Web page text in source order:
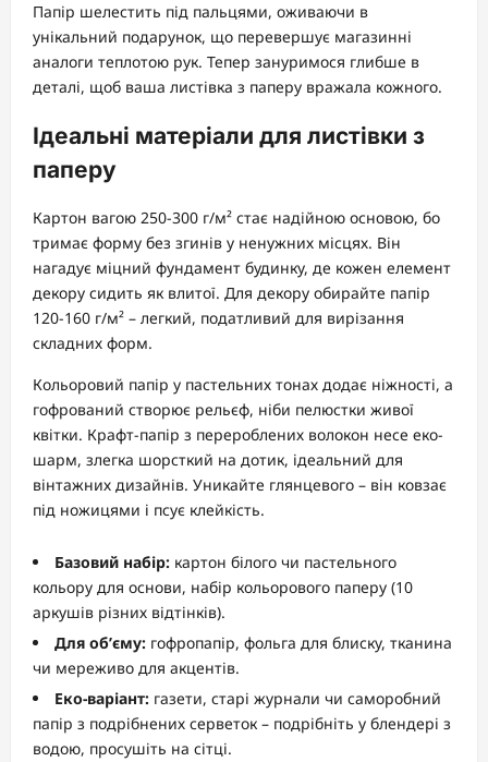
Папір шелестить під пальцями, оживаючи в
унікальний подарунок, що перевершує магазинні
аналоги теплотою рук. Тепер зануримося глибше в
деталі, щоб ваша листівка з паперу вражала кожного.
Ідеальні матеріали для листівки з
паперу
Картон вагою 250-300 г/м² стає надійною основою, бо
тримає форму без згинів у ненужних місцях. Він
нагадує міцний фундамент будинку, де кожен елемент
декору сидить як влитої. Для декору обирайте папір
120-160 г/м² – легкий, податливий для вирізання
складних форм.
Кольоровий папір у пастельних тонах додає ніжності, а
гофрований створює рельєф, ніби пелюстки живої
квітки. Крафт-папір з перероблених волокон несе еко-
шарм, злегка шорсткий на дотик, ідеальний для
вінтажних дизайнів. Уникайте глянцевого – він ковзає
під ножицями і псує клейкість.
Базовий набір: картон білого чи пастельного
кольору для основи, набір кольорового паперу (10
аркушів різних відтінків).
Для об’єму: гофропапір, фольга для блиску, тканина
чи мереживо для акцентів.
Еко-варіант: газети, старі журнали чи саморобний
папір з подрібнених серветок – подрібніть у блендері з
водою, просушіть на сітці.